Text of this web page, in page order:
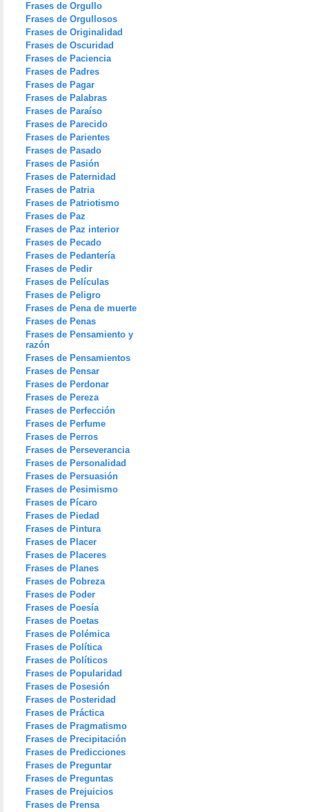
Frases de Orgullo
Frases de Orgullosos
Frases de Originalidad
Frases de Oscuridad
Frases de Paciencia
Frases de Padres
Frases de Pagar
Frases de Palabras
Frases de Paraíso
Frases de Parecido
Frases de Parientes
Frases de Pasado
Frases de Pasión
Frases de Paternidad
Frases de Patria
Frases de Patriotismo
Frases de Paz
Frases de Paz interior
Frases de Pecado
Frases de Pedantería
Frases de Pedir
Frases de Películas
Frases de Peligro
Frases de Pena de muerte
Frases de Penas
Frases de Pensamiento y
razón
Frases de Pensamientos
Frases de Pensar
Frases de Perdonar
Frases de Pereza
Frases de Perfección
Frases de Perfume
Frases de Perros
Frases de Perseverancia
Frases de Personalidad
Frases de Persuasión
Frases de Pesimismo
Frases de Pícaro
Frases de Piedad
Frases de Pintura
Frases de Placer
Frases de Placeres
Frases de Planes
Frases de Pobreza
Frases de Poder
Frases de Poesía
Frases de Poetas
Frases de Polémica
Frases de Política
Frases de Políticos
Frases de Popularidad
Frases de Posesión
Frases de Posteridad
Frases de Práctica
Frases de Pragmatismo
Frases de Precipitación
Frases de Predicciones
Frases de Preguntar
Frases de Preguntas
Frases de Prejuicios
Frases de Prensa